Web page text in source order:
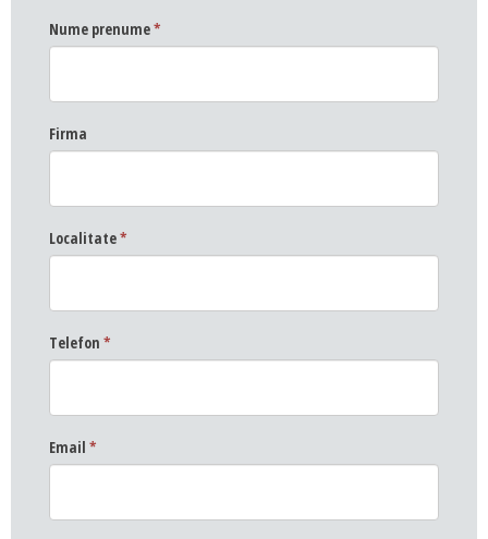
Nume prenume*
Firma
Localitate*
Telefon *
Email *